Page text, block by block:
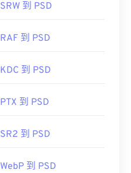
SRW 到 PSD
RAF 到 PSD
KDC 到 PSD
PTX 到 PSD
SR2 到 PSD
WebP 到 PSD